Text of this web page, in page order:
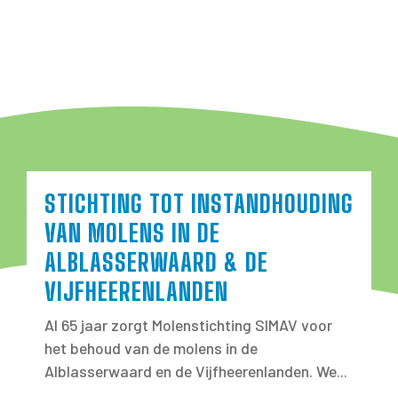
STICHTING TOT INSTANDHOUDING
VAN MOLENS IN DE
ALBLASSERWAARD & DE
VIJFHEERENLANDEN
Al 65 jaar zorgt Molenstichting SIMAV voor
het behoud van de molens in de
Alblasserwaard en de Vijfheerenlanden. We...